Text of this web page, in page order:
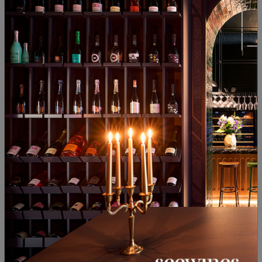
8TH Merlo, Каберне
България
Каберне Совиньон
Мерло
51
Совиньон Блан Левски 2024
България Совиньон Блан
38 90 лв.
Шато Копса Страдивариус
- 15%
Алегрия Каберне Совиньон